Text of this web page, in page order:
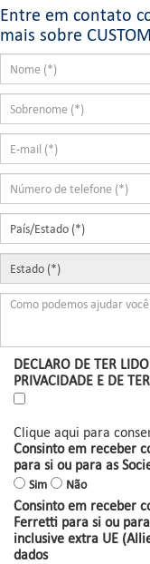
Entre em contato
mais sobre
DECLARO DE TER
PRIVACIDADE E DE
Clique aqui para
Consinto em receber
para si ou para as
Sim Não
Consinto em receber
Ferretti para si ou
inclusive extra UE
dados